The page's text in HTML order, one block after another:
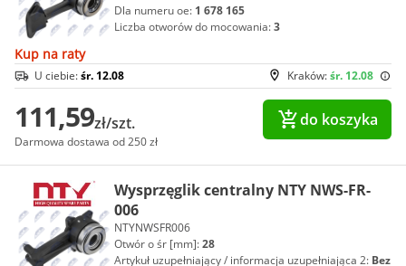
Dla numeru oe: 1 678 165
Liczba otworów do mocowania:3
Kup na raty
Kraków:śr. 12.08
U ciebie:śr. 12.08
111,59zł/szt.
Darmowa dostawa od 250 zł
do koszyka
Wysprzęglik centralny NTY NWS-FR-
006
NTYNWSFR006
Otwór o śr [mm]:28
Artykuł uzupełniający / informacja uzupełniająca 2: Bez